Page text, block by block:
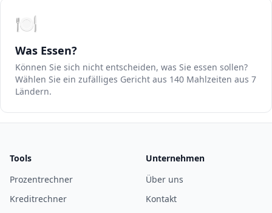
🍽️
Was Essen?
Können Sie sich nicht entscheiden, was Sie essen sollen?
Wählen Sie ein zufälliges Gericht aus 140 Mahlzeiten aus 7
Ländern.
Tools
Prozentrechner
Kreditrechner
Unternehmen
Über uns
Kontakt